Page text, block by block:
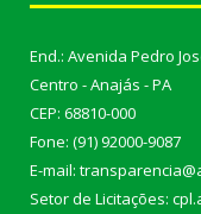
End.: Avenida Pedro
Centro - Anajás - PA
CEP: 68810-000
Fone: (91) 92000-9087
E-mail:
Setor de Licitações: